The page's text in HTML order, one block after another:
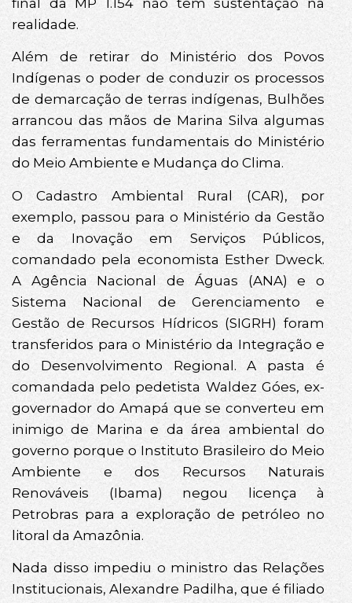
realidade.
Além de retirar do Ministério dos Povos
Indígenas o poder de conduzir os processos
de demarcação de terras indígenas, Bulhões
arrancou das mãos de Marina Silva algumas
das ferramentas fundamentais do Ministério
do Meio Ambiente e Mudança do Clima.
O Cadastro Ambiental Rural (CAR), por
exemplo, passou para o Ministério da Gestão
e da Inovação em Serviços Públicos,
comandado pela economista Esther Dweck.
A Agência Nacional de Águas (ANA) e o
Sistema Nacional de Gerenciamento e
Gestão de Recursos Hídricos (SIGRH) foram
transferidos para o Ministério da Integração e
do Desenvolvimento Regional. A pasta é
comandada pelo pedetista Waldez Góes, ex-
governador do Amapá que se converteu em
inimigo de Marina e da área ambiental do
governo porque o Instituto Brasileiro do Meio
Ambiente e dos Recursos Naturais
Renováveis (Ibama) negou licença à
Petrobras para a exploração de petróleo no
litoral da Amazônia.
Nada disso impediu o ministro das Relações
Institucionais, Alexandre Padilha, que é filiado